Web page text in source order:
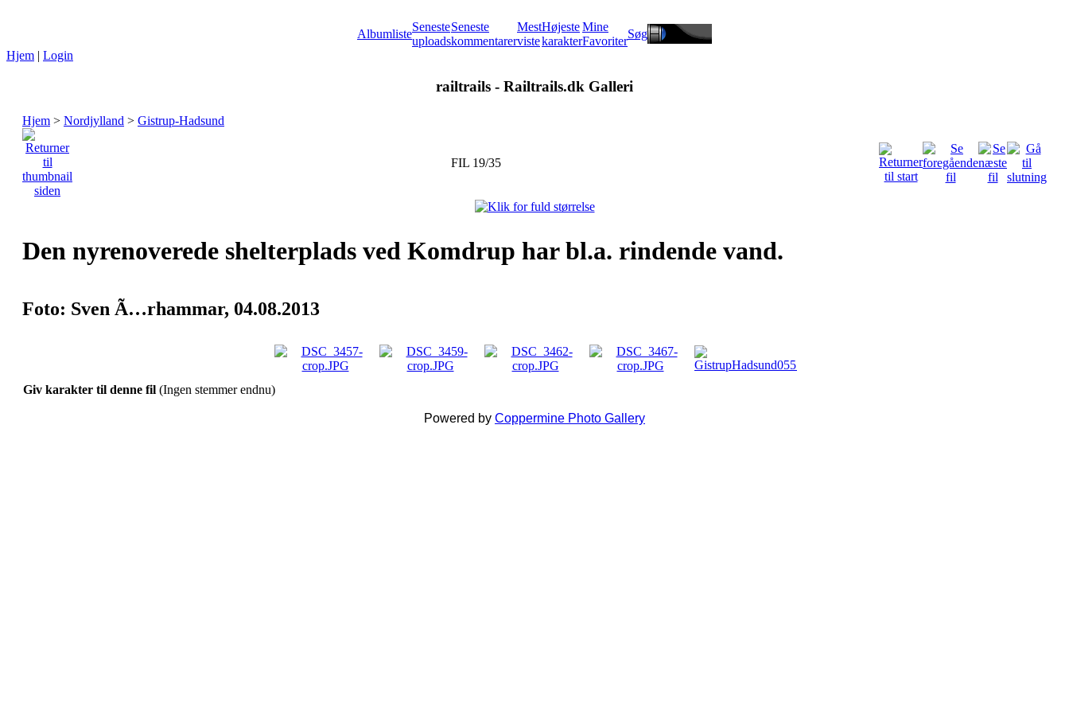
Albumliste
Seneste
uploads
Seneste
kommentarer
Mest
viste
Højeste
karakter
Mine
Favoriter
Søg
Hjem | Login
railtrails - Railtrails.dk Galleri
Hjem > Nordjylland > Gistrup-Hadsund
FIL 19/35
Den nyrenoverede shelterplads ved Komdrup har bl.a. rindende vand.
Foto: Sven Ã…rhammar, 04.08.2013
Giv karakter til denne fil (Ingen stemmer endnu)
Powered by Coppermine Photo Gallery